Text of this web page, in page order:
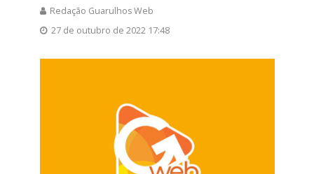
Redação Guarulhos Web
27 de outubro de 2022 17:48